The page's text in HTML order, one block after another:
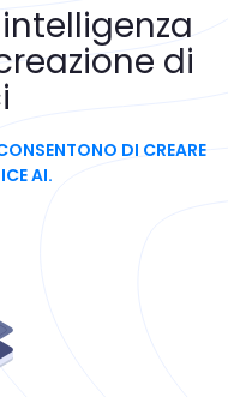
di
DI CREARE
AI.